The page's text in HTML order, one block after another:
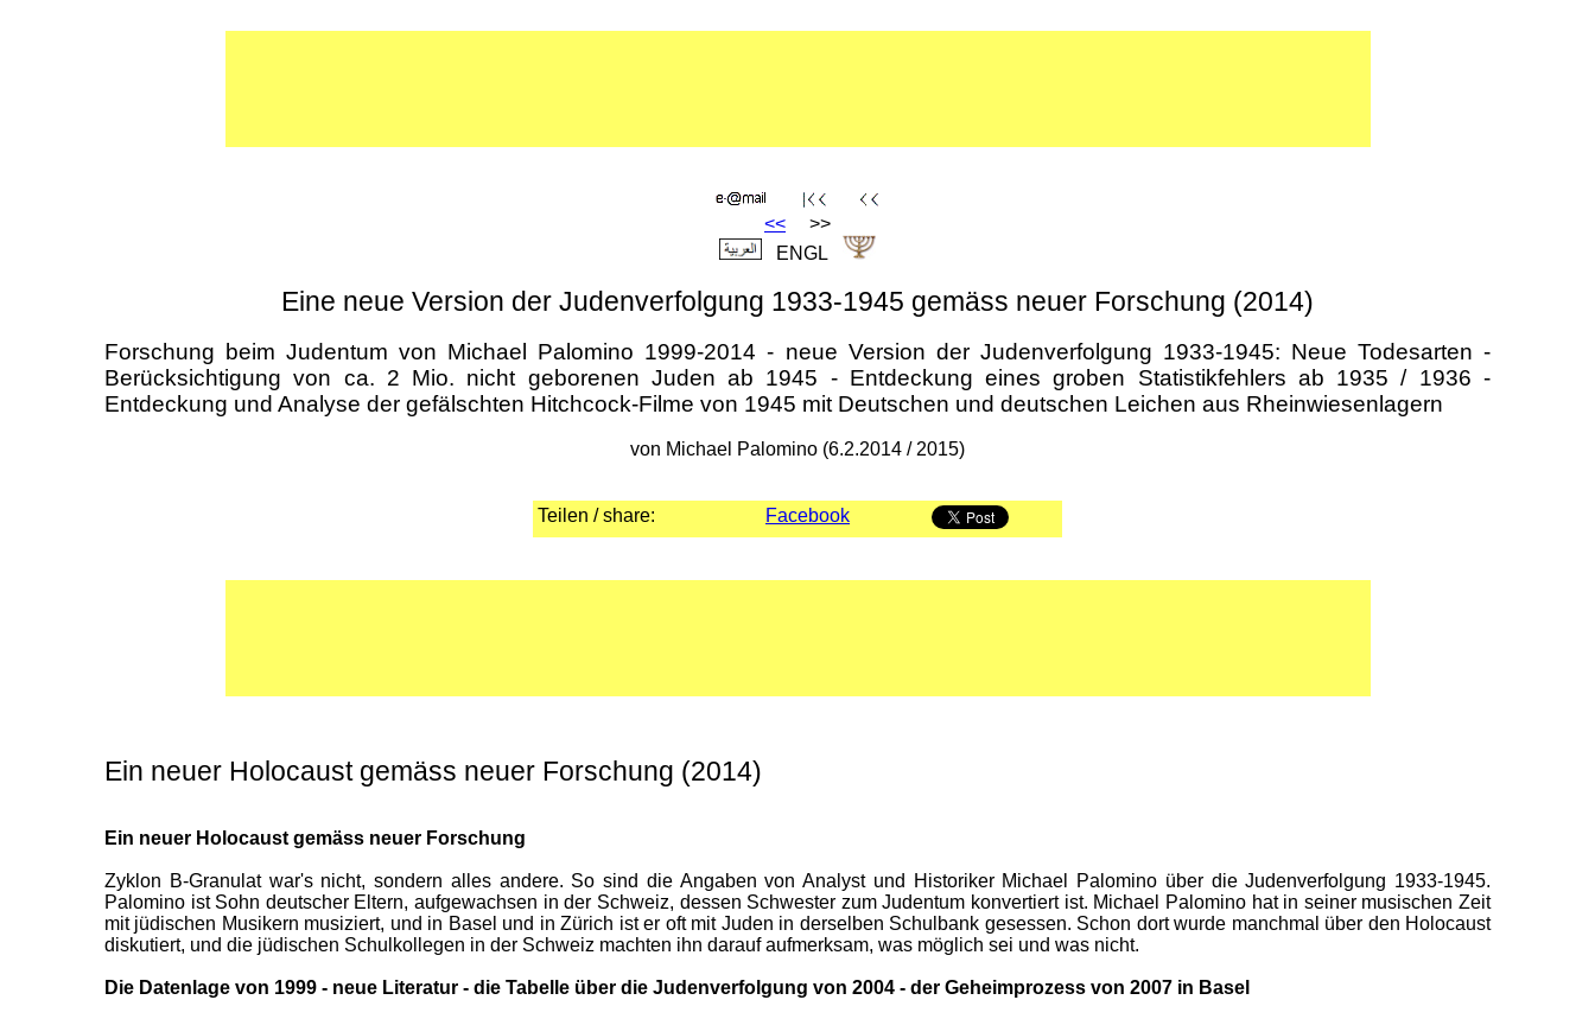
<< >>
ENGL
Eine neue Version der Judenverfolgung 1933-1945 gemäss neuer Forschung (2014)
Forschung beim Judentum von Michael Palomino 1999-2014 - neue Version der Judenverfolgung 1933-1945: Neue Todesarten -
Berücksichtigung von ca. 2 Mio. nicht geborenen Juden ab 1945 - Entdeckung eines groben Statistikfehlers ab 1935 / 1936 -
Entdeckung und Analyse der gefälschten Hitchcock-Filme von 1945 mit Deutschen und deutschen Leichen aus Rheinwiesenlagern
von Michael Palomino (6.2.2014 / 2015)
Teilen / share: Facebook
Ein neuer Holocaust gemäss neuer Forschung (2014)
Ein neuer Holocaust gemäss neuer Forschung
Zyklon B-Granulat war's nicht, sondern alles andere. So sind die Angaben von Analyst und Historiker Michael Palomino über die Judenverfolgung 1933-1945.
Palomino ist Sohn deutscher Eltern, aufgewachsen in der Schweiz, dessen Schwester zum Judentum konvertiert ist. Michael Palomino hat in seiner musischen Zeit
mit jüdischen Musikern musiziert, und in Basel und in Zürich ist er oft mit Juden in derselben Schulbank gesessen. Schon dort wurde manchmal über den Holocaust
diskutiert, und die jüdischen Schulkollegen in der Schweiz machten ihn darauf aufmerksam, was möglich sei und was nicht.
Die Datenlage von 1999 - neue Literatur - die Tabelle über die Judenverfolgung von 2004 - der Geheimprozess von 2007 in Basel